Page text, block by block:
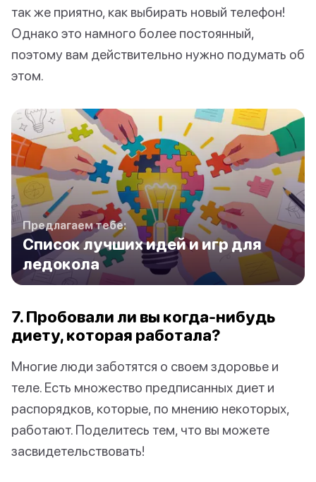
так же приятно, как выбирать новый телефон!
Однако это намного более постоянный,
поэтому вам действительно нужно подумать об
этом.
Предлагаем тебе:
Список лучших идей и игр для
ледокола
7. Пробовали ли вы когда-нибудь
диету, которая работала?
Многие люди заботятся о своем здоровье и
теле. Есть множество предписанных диет и
распорядков, которые, по мнению некоторых,
работают. Поделитесь тем, что вы можете
засвидетельствовать!